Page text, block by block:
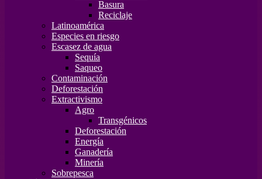
Basura
Reciclaje
Latinoamérica
Especies en riesgo
Escasez de agua
Sequía
Saqueo
Contaminación
Deforestación
Extractivismo
Agro
Transgénicos
Deforestación
Energía
Ganadería
Minería
Sobrepesca